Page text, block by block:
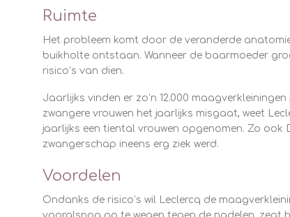
Ruimte
Het probleem komt door de veranderde
buikholte ontstaan. Wanneer de baarmoeder
risico’s van dien.
Jaarlijks vinden er zo’n 12.000
zwangere vrouwen het jaarlijks misgaat, weet
jaarlijks een tiental vrouwen opgenomen. Zo
zwangerschap ineens erg ziek werd.
Voordelen
Ondanks de risico’s wil Leclercq de